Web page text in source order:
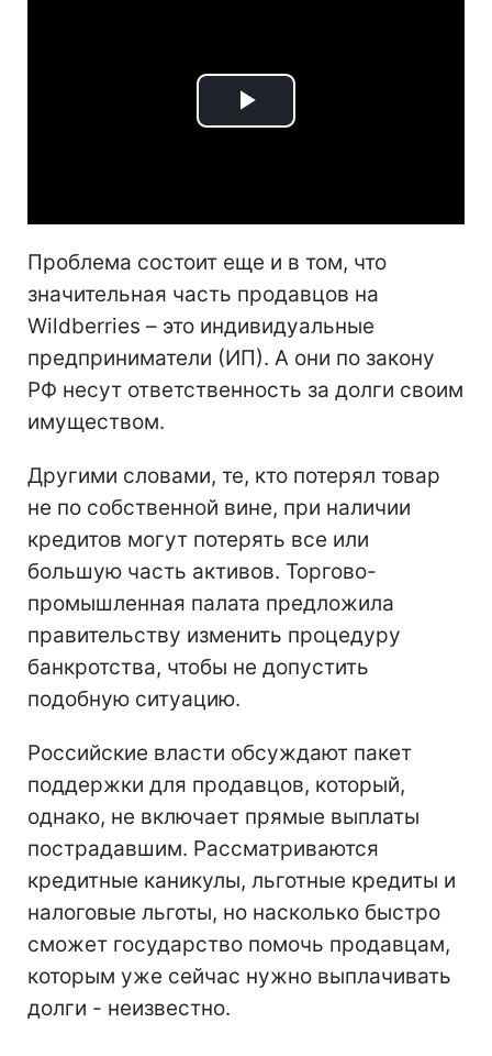
Play
Проблема состоит еще и в том, что
значительная часть продавцов на
Wildberries – это индивидуальные
предприниматели (ИП). А они по закону
РФ несут ответственность за долги своим
имуществом.
Другими словами, те, кто потерял товар
не по собственной вине, при наличии
кредитов могут потерять все или
большую часть активов. Торгово-
промышленная палата предложила
правительству изменить процедуру
банкротства, чтобы не допустить
подобную ситуацию.
Российские власти обсуждают пакет
поддержки для продавцов, который,
однако, не включает прямые выплаты
пострадавшим. Рассматриваются
кредитные каникулы, льготные кредиты и
налоговые льготы, но насколько быстро
сможет государство помочь продавцам,
которым уже сейчас нужно выплачивать
долги - неизвестно.